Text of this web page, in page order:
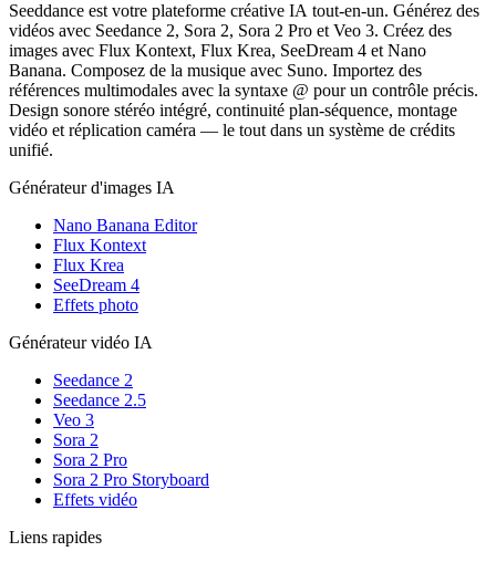
Seeddance est votre plateforme créative IA tout-en-un. Générez des
vidéos avec Seedance 2, Sora 2, Sora 2 Pro et Veo 3. Créez des
images avec Flux Kontext, Flux Krea, SeeDream 4 et Nano
Banana. Composez de la musique avec Suno. Importez des
références multimodales avec la syntaxe @ pour un contrôle précis.
Design sonore stéréo intégré, continuité plan-séquence, montage
vidéo et réplication caméra — le tout dans un système de crédits
unifié.
Générateur d'images IA
Nano Banana Editor
Flux Kontext
Flux Krea
SeeDream 4
Effets photo
Générateur vidéo IA
Seedance 2
Seedance 2.5
Veo 3
Sora 2
Sora 2 Pro
Sora 2 Pro Storyboard
Effets vidéo
Liens rapides